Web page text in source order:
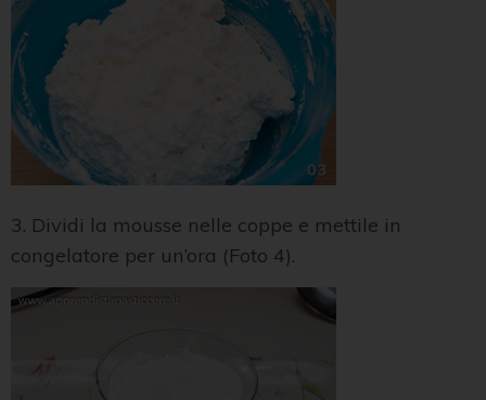
3. Dividi la mousse nelle coppe e mettile in
congelatore per un’ora (Foto 4).